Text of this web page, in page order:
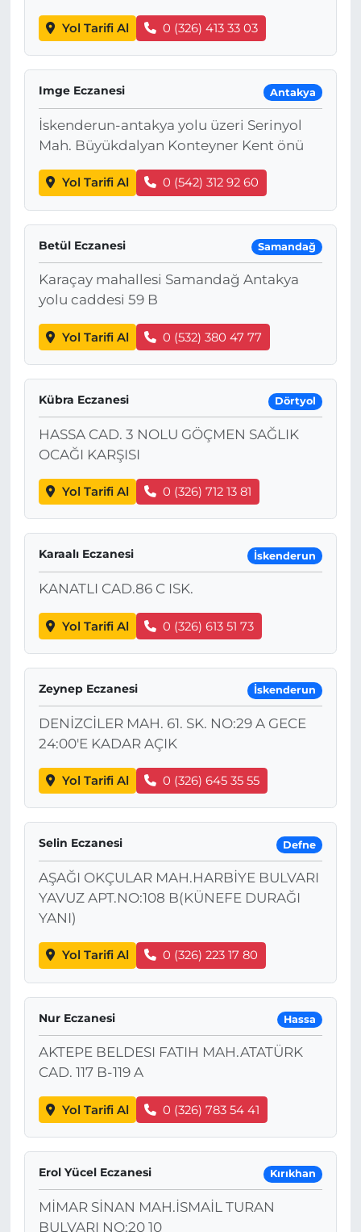
Yol Tarifi Al 0 (326) 413 33 03
Imge Eczanesi Antakya
İskenderun-antakya yolu üzeri Serinyol
Mah. Büyükdalyan Konteyner Kent önü
Yol Tarifi Al 0 (542) 312 92 60
Betül Eczanesi Samandağ
Karaçay mahallesi Samandağ Antakya
yolu caddesi 59 B
Yol Tarifi Al 0 (532) 380 47 77
Kübra Eczanesi Dörtyol
HASSA CAD. 3 NOLU GÖÇMEN SAĞLIK
OCAĞI KARŞISI
Yol Tarifi Al 0 (326) 712 13 81
Karaalı Eczanesi İskenderun
KANATLI CAD.86 C ISK.
Yol Tarifi Al 0 (326) 613 51 73
Zeynep Eczanesi İskenderun
DENİZCİLER MAH. 61. SK. NO:29 A GECE
24:00'E KADAR AÇIK
Yol Tarifi Al 0 (326) 645 35 55
Selin Eczanesi Defne
AŞAĞI OKÇULAR MAH.HARBİYE BULVARI
YAVUZ APT.NO:108 B(KÜNEFE DURAĞI
YANI)
Yol Tarifi Al 0 (326) 223 17 80
Nur Eczanesi Hassa
AKTEPE BELDESI FATIH MAH.ATATÜRK
CAD. 117 B-119 A
Yol Tarifi Al 0 (326) 783 54 41
Erol Yücel Eczanesi Kırıkhan
MİMAR SİNAN MAH.İSMAİL TURAN
BULVARI NO:20 10